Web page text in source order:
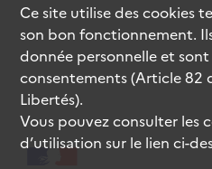
Ce site utilise descookies
son bon fonctionnement.
donnée personnelle et
consentements (Article 82
Libertés).
Vous pouvez consulter les
d’utilisation sur le lien ci-